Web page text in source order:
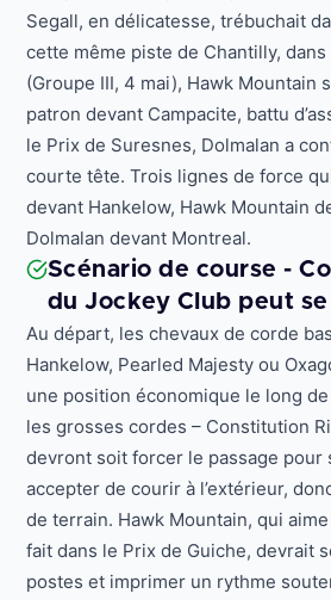
Segall, en délicatesse, trébuchait
cette même piste de Chantilly,
(Groupe III, 4 mai), Hawk Mountain
patron devant Campacite, battu
le Prix de Suresnes, Dolmalan a
courte tête. Trois lignes de force
devant Hankelow, Hawk Mountain
Dolmalan devant Montreal.
Scénario de course -
du Jockey Club peut
Au départ, les chevaux de corde
Hankelow, Pearled Majesty ou
une position économique le long
les grosses cordes – Constitution
devront soit forcer le passage pour
accepter de courir à l’extérieur,
de terrain. Hawk Mountain, qui aime
fait dans le Prix de Guiche, devrait
postes et imprimer un rythme